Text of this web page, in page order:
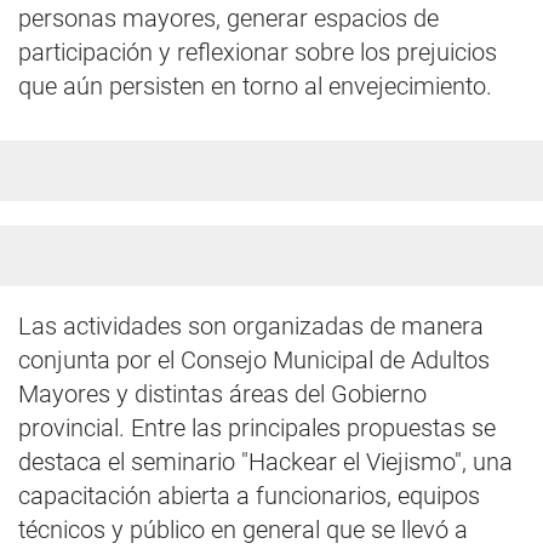
personas mayores, generar espacios de
participación y reflexionar sobre los prejuicios
que aún persisten en torno al envejecimiento.
Las actividades son organizadas de manera
conjunta por el Consejo Municipal de Adultos
Mayores y distintas áreas del Gobierno
provincial. Entre las principales propuestas se
destaca el seminario "Hackear el Viejismo", una
capacitación abierta a funcionarios, equipos
técnicos y público en general que se llevó a